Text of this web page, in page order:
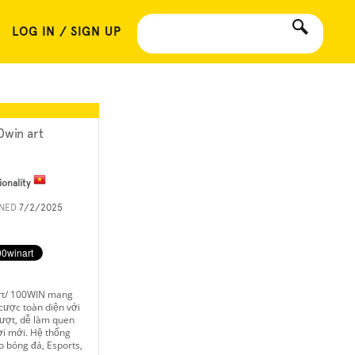
LOG IN / SIGN UP
art
7/2/2025
100WIN mang
toàn diện với
dễ làm quen
mới. Hệ thống
bóng đá, Esports,